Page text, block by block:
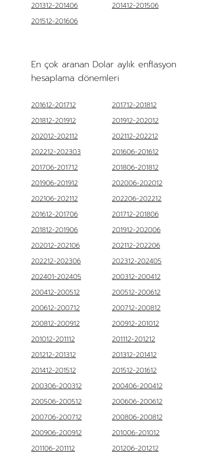
201312-201406
201412-201506
201512-201606
En çok aranan Dolar aylık enflasyon
hesaplama dönemleri
201612-201712
201712-201812
201812-201912
201912-202012
202012-202112
202112-202212
202212-202303
201606-201612
201706-201712
201806-201812
201906-201912
202006-202012
202106-202112
202206-202212
201612-201706
201712-201806
201812-201906
201912-202006
202012-202106
202112-202206
202212-202306
202312-202405
202401-202405
200312-200412
200412-200512
200512-200612
200612-200712
200712-200812
200812-200912
200912-201012
201012-201112
201112-201212
201212-201312
201312-201412
201412-201512
201512-201612
200306-200312
200406-200412
200506-200512
200606-200612
200706-200712
200806-200812
200906-200912
201006-201012
201106-201112
201206-201212